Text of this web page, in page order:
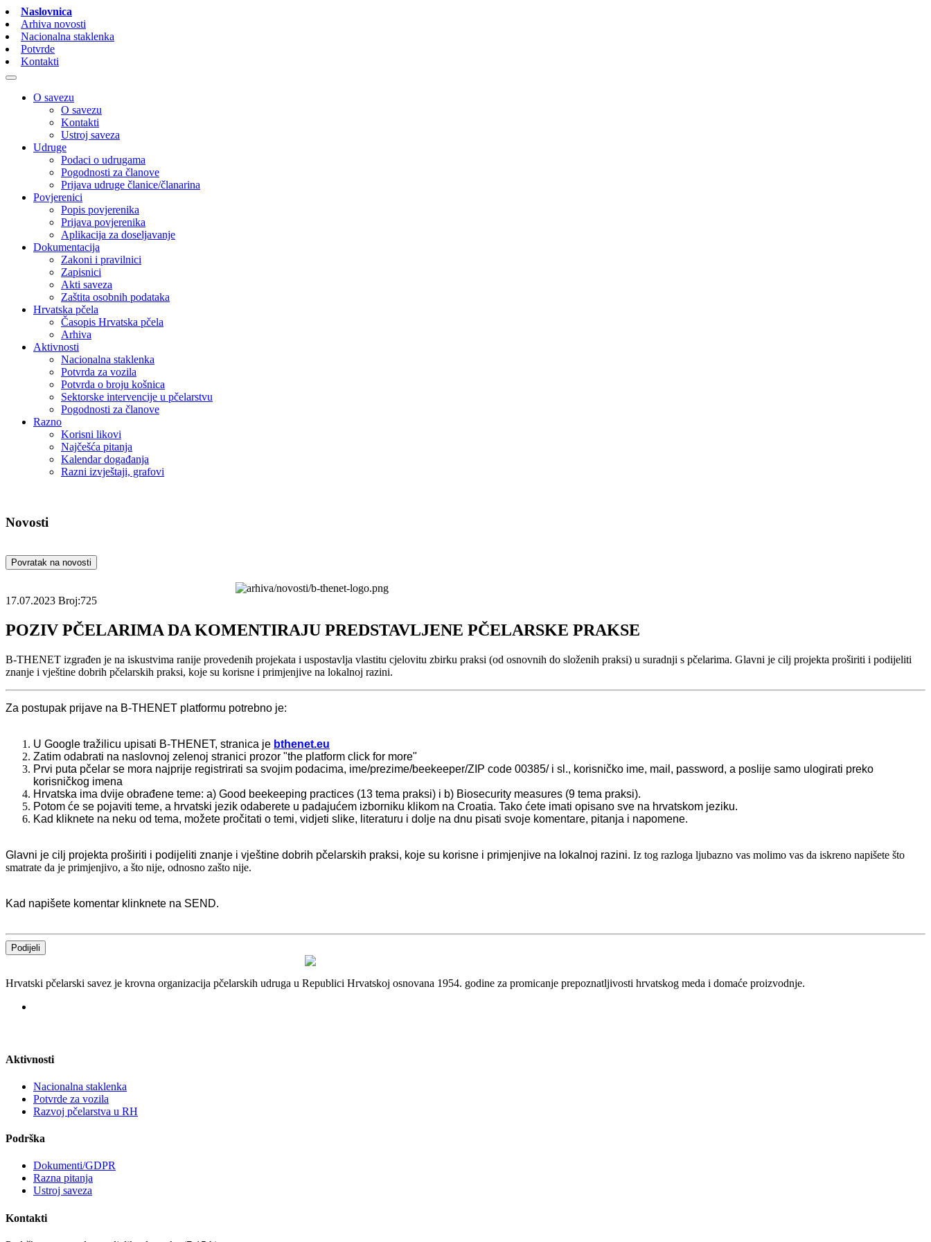
Naslovnica
Arhiva novosti
Nacionalna staklenka
Potvrde
Kontakti
O savezu
O savezu
Kontakti
Ustroj saveza
Udruge
Podaci o udrugama
Pogodnosti za članove
Prijava udruge članice/članarina
Povjerenici
Popis povjerenika
Prijava povjerenika
Aplikacija za doseljavanje
Dokumentacija
Zakoni i pravilnici
Zapisnici
Akti saveza
Zaštita osobnih podataka
Hrvatska pčela
Časopis Hrvatska pčela
Arhiva
Aktivnosti
Nacionalna staklenka
Potvrda za vozila
Potvrda o broju košnica
Sektorske intervencije u pčelarstvu
Pogodnosti za članove
Razno
Korisni likovi
Najčešća pitanja
Kalendar događanja
Razni izvještaji, grafovi
Novosti
Povratak na novosti
17.07.2023 Broj:725
POZIV PČELARIMA DA KOMENTIRAJU PREDSTAVLJENE PČELARSKE PRAKSE
B-THENET izgrađen je na iskustvima ranije provedenih projekata i uspostavlja vlastitu cjelovitu zbirku praksi (od osnovnih do složenih praksi) u suradnji s pčelarima. Glavni je cilj projekta proširiti i podijeliti
znanje i vještine dobrih pčelarskih praksi, koje su korisne i primjenjive na lokalnoj razini.
Za postupak prijave na B-THENET platformu potrebno je:
U Google tražilicu upisati B-THENET, stranica je bthenet.eu
Zatim odabrati na naslovnoj zelenoj stranici prozor "the platform click for more"
Prvi puta pčelar se mora najprije registrirati sa svojim podacima, ime/prezime/beekeeper/ZIP code 00385/ i sl., korisničko ime, mail, password, a poslije samo ulogirati preko
korisničkog imena
Hrvatska ima dvije obrađene teme: a) Good beekeeping practices (13 tema praksi) i b) Biosecurity measures (9 tema praksi).
Potom će se pojaviti teme, a hrvatski jezik odaberete u padajućem izborniku klikom na Croatia. Tako ćete imati opisano sve na hrvatskom jeziku.
Kad kliknete na neku od tema, možete pročitati o temi, vidjeti slike, literaturu i dolje na dnu pisati svoje komentare, pitanja i napomene.
Glavni je cilj projekta proširiti i podijeliti znanje i vještine dobrih pčelarskih praksi, koje su korisne i primjenjive na lokalnoj razini. Iz tog razloga ljubazno vas molimo vas da iskreno napišete što
smatrate da je primjenjivo, a što nije, odnosno zašto nije.
Kad napišete komentar klinknete na SEND.
Podijeli
Hrvatski pčelarski savez je krovna organizacija pčelarskih udruga u Republici Hrvatskoj osnovana 1954. godine za promicanje prepoznatljivosti hrvatskog meda i domaće proizvodnje.
Aktivnosti
Nacionalna staklenka
Potvrde za vozila
Razvoj pčelarstva u RH
Podrška
Dokumenti/GDPR
Razna pitanja
Ustroj saveza
Kontakti